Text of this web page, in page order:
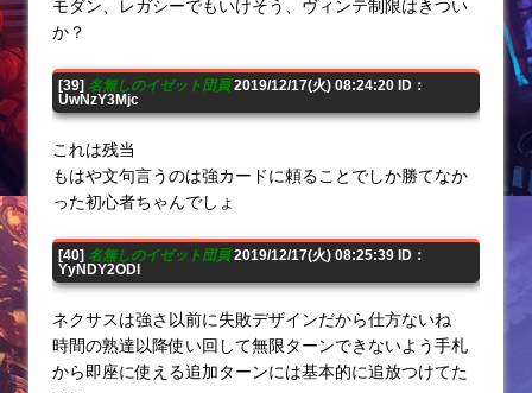
モダン、レガシーでもいけそう、ヴィンテ制限はきつい
か？
[39] 名無しのイゼット団員2019/12/17(火) 08:24:20 ID：
UwNzY3Mjc
これは残当
もはや文句言うのは強カードに頼ることでしか勝てなか
った初心者ちゃんでしょ
[40] 名無しのイゼット団員2019/12/17(火) 08:25:39 ID：
YyNDY2ODI
ネクサスは強さ以前に失敗デザインだから仕方ないね
時間の熟達以降使い回して無限ターンできないよう手札
から即座に使える追加ターンには基本的に追放つけてた